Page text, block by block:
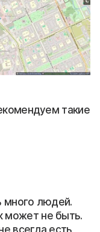
такие
много людей.
может не быть.